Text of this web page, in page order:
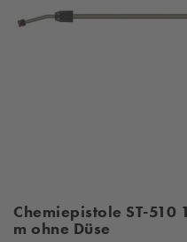
Chemiepistole ST-
m ohne Düse